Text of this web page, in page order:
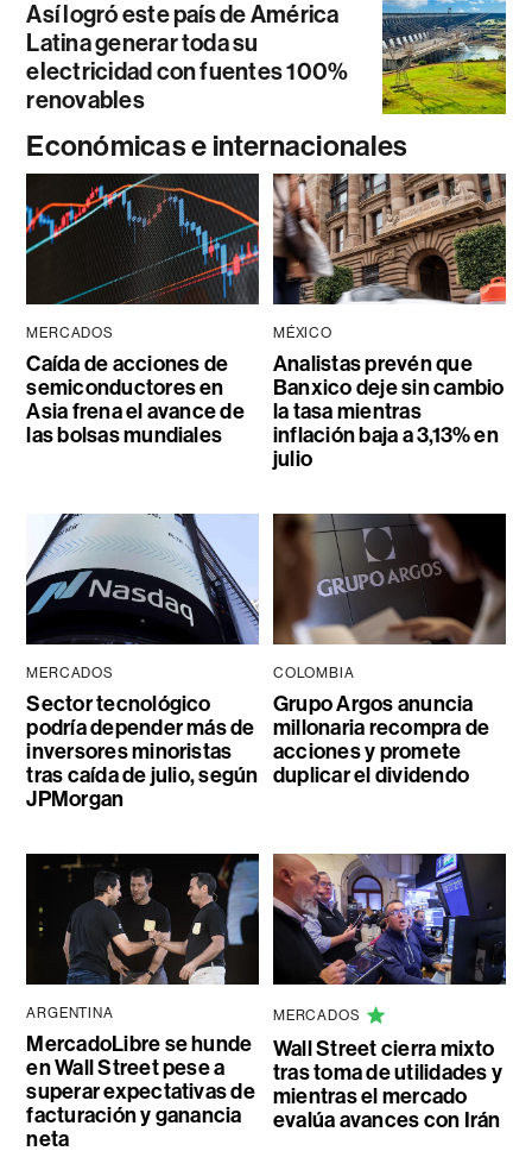
Así logró este país de América
Latina generar toda su
electricidad con fuentes 100%
renovables
Económicas e internacionales
MERCADOS
Caída de acciones de
semiconductores en
Asia frena el avance de
las bolsas mundiales
MÉXICO
Analistas prevén que
Banxico deje sin cambio
la tasa mientras
inflación baja a 3,13% en
julio
MERCADOS
Sector tecnológico
podría depender más de
inversores minoristas
tras caída de julio, según
JPMorgan
COLOMBIA
Grupo Argos anuncia
millonaria recompra de
acciones y promete
duplicar el dividendo
ARGENTINA
MercadoLibre se hunde
en Wall Street pese a
superar expectativas de
facturación y ganancia
neta
MERCADOS
Wall Street cierra mixto
tras toma de utilidades y
mientras el mercado
evalúa avances con Irán